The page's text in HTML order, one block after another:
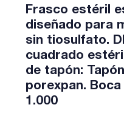
Frasco estéril
diseñado para
sin tiosulfato.
cuadrado
de tapón:
porexpan. Boca
1.000